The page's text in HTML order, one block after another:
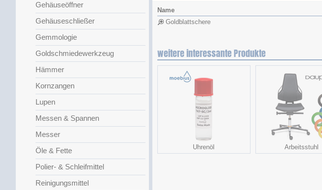
Gehäuseöffner
Gehäuseschließer
Gemmologie
Goldschmiedewerkzeug
Hämmer
Kornzangen
Lupen
Messen & Spannen
Messer
Öle & Fette
Polier- & Schleifmittel
Reinigungsmittel
Name
Goldblattschere
weitere interessante Produkte
Uhrenöl Arbeitsstuhl